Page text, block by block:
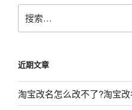
搜
索：
近期文章
淘宝改名怎么改不了?淘宝